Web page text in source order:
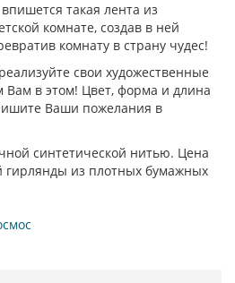
такая лента из
комнате, создав в ней
комнату в страну чудес!
свои художественные
в этом! Цвет, форма и длина
Ваши пожелания в
синтетической нитью. Цена
гирлянды из плотных бумажных